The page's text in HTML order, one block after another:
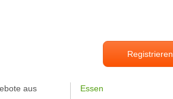
Registrieren
aus
Essen